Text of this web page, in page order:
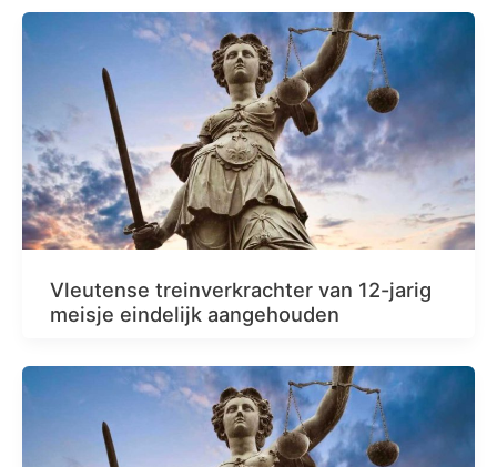
Vleutense treinverkrachter van 12-jarig
meisje eindelijk aangehouden